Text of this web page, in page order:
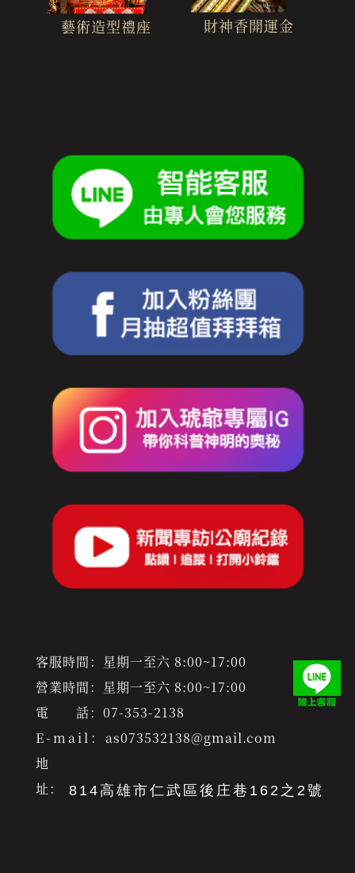
藝術造型禮座 財神香開運金
客服時間：星期一至六 8:00~17:00
營業時間：星期一至六 8:00~17:00
電 話： 07-353-2138
E-mail： as073532138@gmail.com
地
址：
814高雄市仁武區後庄巷162之2號